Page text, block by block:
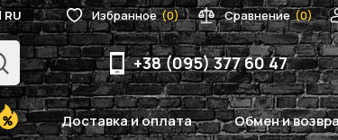
RU Избранное (0) Сравнение (0)
+38 (095) 377 60 47
Доставка и оплата Обмен и